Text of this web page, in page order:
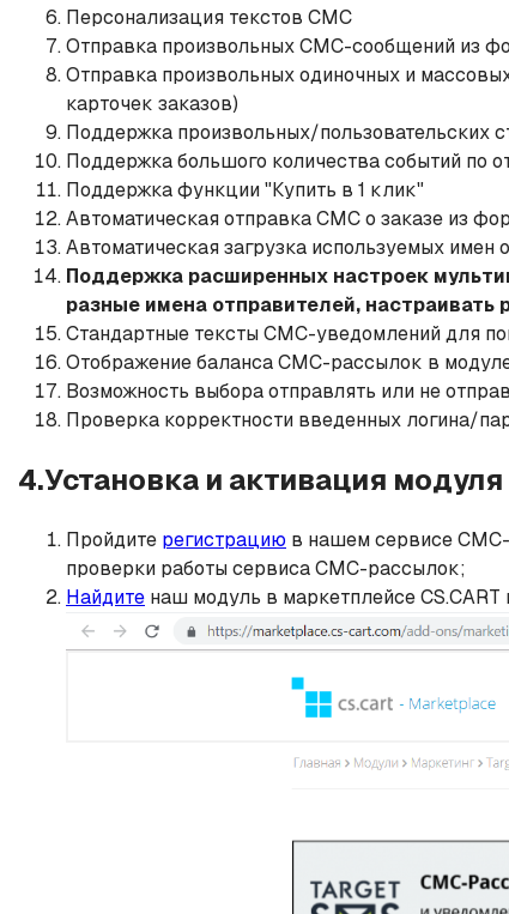
Персонализация текстов СМС
Отправка произвольных СМС-сообщений из
Отправка произвольных одиночных и
карточек заказов)
Поддержка произвольных/пользовательских
Поддержка большого количества событий по
Поддержка функции "Купить в 1 клик"
Автоматическая отправка СМС о заказе из
Автоматическая загрузка используемых
Поддержка расширенных настроек
разные имена отправителей,
Стандартные тексты СМС-уведомлений для
Отображение баланса СМС-рассылок в
Возможность выбора отправлять или не
Проверка корректности введенных логина/
4.Установка и активация модуля
Пройдите регистрацию в нашем сервисе СМС-
проверки работы сервиса СМС-рассылок;
Найдите наш модуль в маркетплейсе